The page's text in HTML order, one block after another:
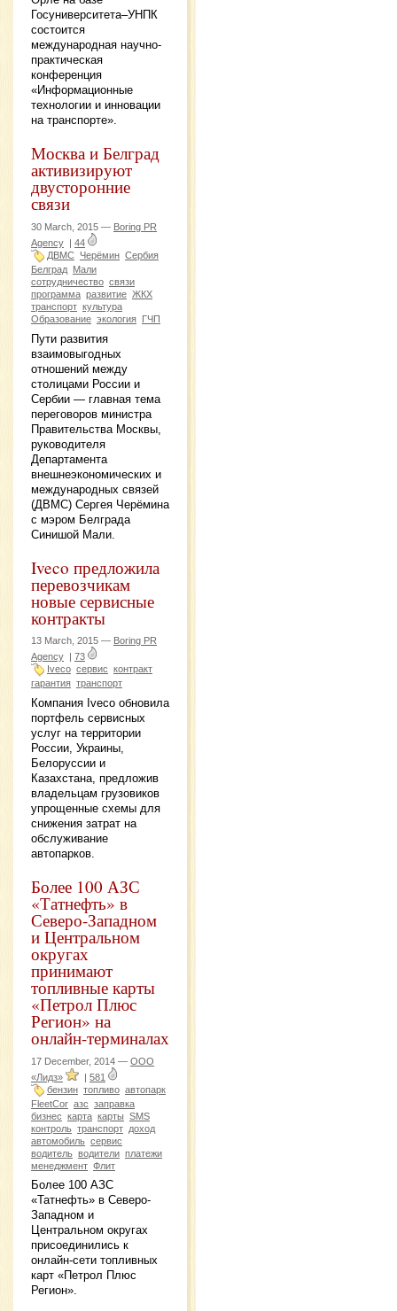
Госуниверситета–УНПК
состоится
международная научно-
практическая
конференция
«Информационные
технологии и инновации
на транспорте».
Москва и Белград
активизируют
двусторонние
связи
30 March, 2015 — Boring PR
Agency
44
ДВМС Черёмин Сербия
Белград Мали
сотрудничество связи
программа развитие ЖКХ
транспорт культура
Образование экология ГЧП
Пути развития
взаимовыгодных
отношений между
столицами России и
Сербии — главная тема
переговоров министра
Правительства Москвы,
руководителя
Департамента
внешнеэкономических и
международных связей
(ДВМС) Сергея Черёмина
с мэром Белграда
Синишой Мали.
Iveco предложила
перевозчикам
новые сервисные
контракты
13 March, 2015 — Boring PR
Agency
73
Iveco сервис контракт
гарантия транспорт
Компания Iveco обновила
портфель сервисных
услуг на территории
России, Украины,
Белоруссии и
Казахстана, предложив
владельцам грузовиков
упрощенные схемы для
снижения затрат на
обслуживание
автопарков.
Более 100 АЗС
«Татнефть» в
Северо-Западном
и Центральном
округах
принимают
топливные карты
«Петрол Плюс
Регион» на
онлайн-терминалах
17 December, 2014 — ООО
«Лидз»
| 581
бензин топливо автопарк
FleetCor азс заправка
бизнес карта карты SMS
контроль транспорт доход
автомобиль сервис
водитель водители платежи
менеджмент Флит
Более 100 АЗС
«Татнефть» в Северо-
Западном и
Центральном округах
присоединились к
онлайн-сети топливных
карт «Петрол Плюс
Регион».